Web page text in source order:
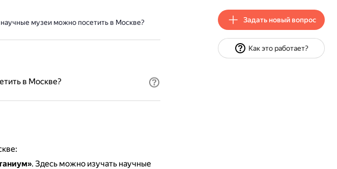
музеи можно посетить в Москве?
в Москве?
. Здесь можно изучать научные
Задать новый вопрос
Как это работает?